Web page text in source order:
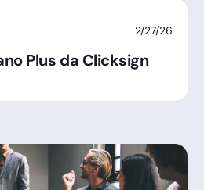
2/27/26
Plus da Clicksign